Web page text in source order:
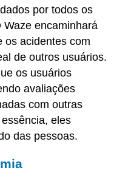
por todos os
encaminhará
os acidentes com
de outros usuários.
os usuários
avaliações
com outras
eles
das pessoas.